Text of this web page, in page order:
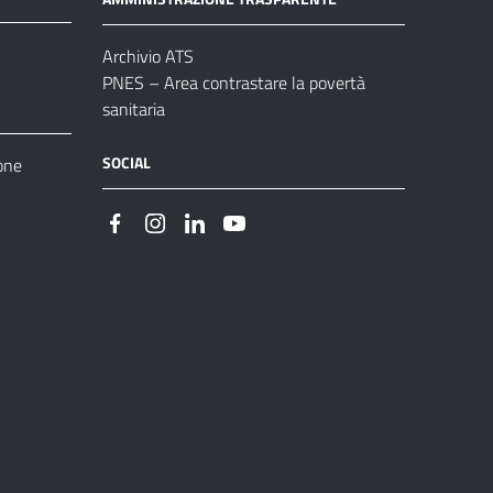
Archivio ATS
PNES – Area contrastare la povertà
sanitaria
SOCIAL